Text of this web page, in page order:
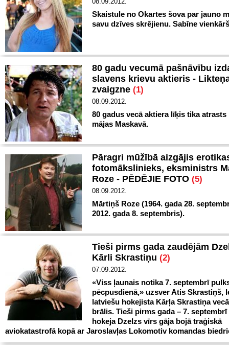
Skaistule no Okartes šova par jauno
savu dzīves skrējienu. Sabīne
80 gadu vecumā pašnāvību
slavens krievu aktieris -
zvaigzne (1)
08.09.2012.
80 gadus vecā aktiera līķis tika atrasts
mājas Maskavā.
Pāragri mūžībā aizgājis
fotomākslinieks, eksministrs
Roze - PĒDĒJIE FOTO (5)
08.09.2012.
Mārtiņš Roze (1964. gada 28.
2012. gada 8. septembris).
Tieši pirms gada zaudējām
Kārli Skrastiņu (2)
07.09.2012.
«Viss ļaunais notika 7. septembrī
pēcpusdienā,» uzsver Atis Skrastiņš,
latviešu hokejista Kārļa Skrastiņa
brālis. Tieši pirms gada – 7.
hokeja Dzelzs vīrs gāja bojā traģiskā
aviokatastrofā kopā ar Jaroslavļas Lokomotiv komandas